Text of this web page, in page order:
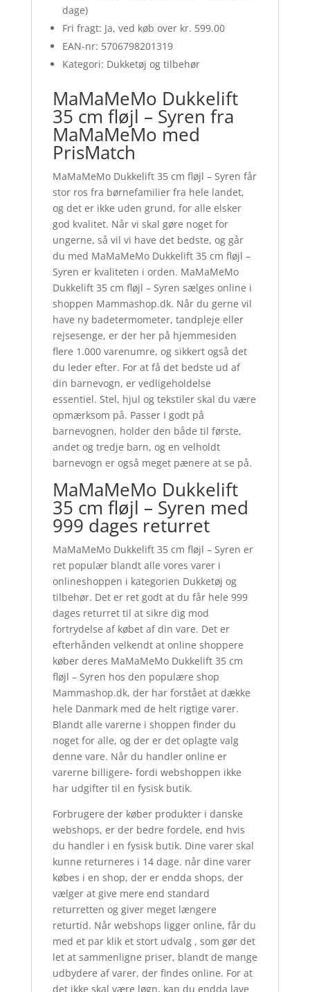
dage)
Fri fragt: Ja, ved køb over kr. 599.00
EAN-nr: 5706798201319
Kategori: Dukketøj og tilbehør
MaMaMeMo Dukkelift
35 cm fløjl – Syren fra
MaMaMeMo med
PrisMatch
MaMaMeMo Dukkelift 35 cm fløjl – Syren får
stor ros fra børnefamilier fra hele landet,
og det er ikke uden grund, for alle elsker
god kvalitet. Når vi skal gøre noget for
ungerne, så vil vi have det bedste, og går
du med MaMaMeMo Dukkelift 35 cm fløjl –
Syren er kvaliteten i orden. MaMaMeMo
Dukkelift 35 cm fløjl – Syren sælges online i
shoppen Mammashop.dk. Når du gerne vil
have ny badetermometer, tandpleje eller
rejsesenge, er der her på hjemmesiden
flere 1.000 varenumre, og sikkert også det
du leder efter. For at få det bedste ud af
din barnevogn, er vedligeholdelse
essentiel. Stel, hjul og tekstiler skal du være
opmærksom på. Passer I godt på
barnevognen, holder den både til første,
andet og tredje barn, og en velholdt
barnevogn er også meget pænere at se på.
MaMaMeMo Dukkelift
35 cm fløjl – Syren med
999 dages returret
MaMaMeMo Dukkelift 35 cm fløjl – Syren er
ret populær blandt alle vores varer i
onlineshoppen i kategorien Dukketøj og
tilbehør. Det er ret godt at du får hele 999
dages returret til at sikre dig mod
fortrydelse af købet af din vare. Det er
efterhånden velkendt at online shoppere
køber deres MaMaMeMo Dukkelift 35 cm
fløjl – Syren hos den populære shop
Mammashop.dk, der har forstået at dække
hele Danmark med de helt rigtige varer.
Blandt alle varerne i shoppen finder du
noget for alle, og der er det oplagte valg
denne vare. Når du handler online er
varerne billigere- fordi webshoppen ikke
har udgifter til en fysisk butik.
Forbrugere der køber produkter i danske
webshops, er der bedre fordele, end hvis
du handler i en fysisk butik. Dine varer skal
kunne returneres i 14 dage. når dine varer
købes i en shop, der er endda shops, der
vælger at give mere end standard
returretten og giver meget længere
returtid. Når webshops ligger online, får du
med et par klik et stort udvalg , som gør det
let at sammenligne priser, blandt de mange
udbydere af varer, der findes online. For at
det ikke skal være løgn, kan du endda lave